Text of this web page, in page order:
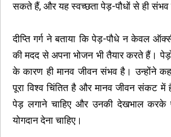
सकते हैं, और यह स्वच्छता पेड़-पौधों से ही संभव
दीप्ति गर्ग ने बताया कि पेड़-पौधे न केवल
की मदद से अपना भोजन भी तैयार करते हैं।
के कारण ही मानव जीवन संभव है। उन्होंने
पूरा विश्व चिंतित है और मानव जीवन संकट
पेड़ लगाने चाहिए और उनकी देखभाल करके
योगदान देना चाहिए।